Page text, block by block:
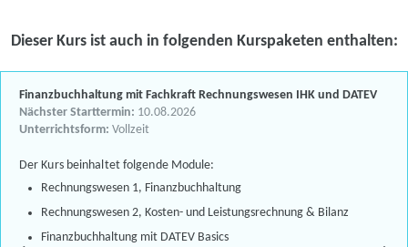
Dieser Kurs ist auch in folgenden Kurspaketen enthalten:
Finanzbuchhaltung mit Fachkraft Rechnungswesen IHK und DATEV
Nächster Starttermin: 10.08.2026
Unterrichtsform: Vollzeit
Der Kurs beinhaltet folgende Module:
Rechnungswesen 1, Finanzbuchhaltung
Rechnungswesen 2, Kosten- und Leistungsrechnung & Bilanz
Finanzbuchhaltung mit DATEV Basics